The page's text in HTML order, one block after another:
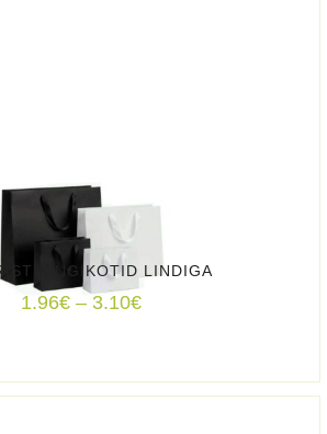
KINGIKOTID LINDIGA
1.96€ – 3.10€Price
through